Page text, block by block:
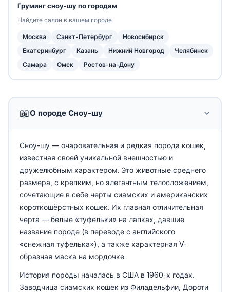
📖О породе Сноу-шу
Сноу-шу — очаровательная и редкая порода кошек,
известная своей уникальной внешностью и
дружелюбным характером. Это животные среднего
размера, с крепким, но элегантным телосложением,
сочетающие в себе черты сиамских и американских
короткошёрстных кошек. Их главная отличительная
черта — белые «туфельки» на лапках, давшие
название породе (в переводе с английского
«снежная туфелька»), а также характерная V-
образная маска на мордочке.
История породы началась в США в 1960-х годах.
Заводчица сиамских кошек из Филадельфии, Дороти
Груминг сноу-шу по городам
Найдите салон в вашем городе
Москва Санкт-Петербург
Новосибирск
Екатеринбург
Казань Нижний Новгород
Челябинск
Самара
Омск Ростов-на-Дону